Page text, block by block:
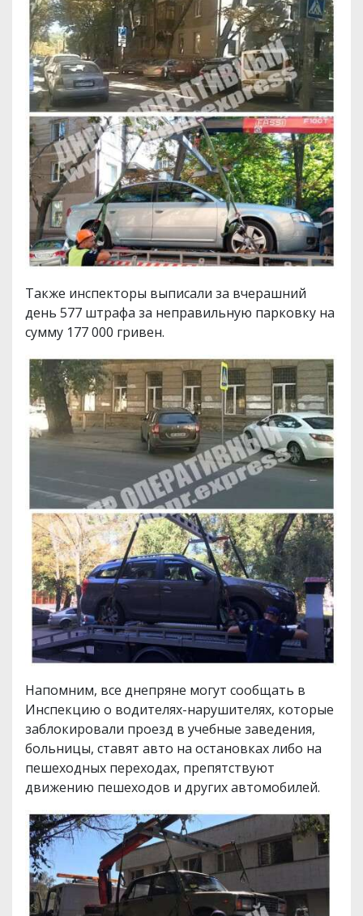
Также инспекторы выписали за вчерашний
день 577 штрафа за неправильную парковку на
сумму 177 000 гривен.
Напомним, все днепряне могут сообщать в
Инспекцию о водителях-нарушителях, которые
заблокировали проезд в учебные заведения,
больницы, ставят авто на остановках либо на
пешеходных переходах, препятствуют
движению пешеходов и других автомобилей.